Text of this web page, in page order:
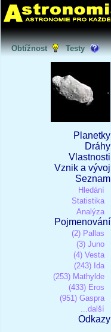
Obtížnost Testy
Planetky
Dráhy
Vlastnosti
Vznik a vývoj
Seznam
Hledání
Statistika
Analýza
Pojmenování
(2) Pallas
(3) Juno
(4) Vesta
(243) Ida
(253) Mathylde
(433) Eros
(951) Gaspra
...další
Odkazy